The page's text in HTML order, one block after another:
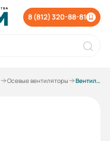
8 (812) 320-88-81
Осевые вентиляторы Вентилятор осевой ESQ YWF4D-450S-G (с защитной решеткой, всасывание, 380В)